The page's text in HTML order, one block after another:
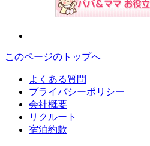
このページのトップへ
よくある質問
プライバシーポリシー
会社概要
リクルート
宿泊約款